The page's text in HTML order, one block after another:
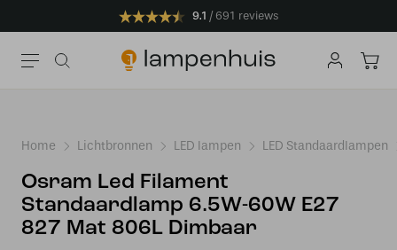
9.1 691 reviews
Home Lichtbronnen LED lampen LED Standaardlampen
Osram Led Filament
Standaardlamp 6.5W-60W E27
827 Mat 806L Dimbaar